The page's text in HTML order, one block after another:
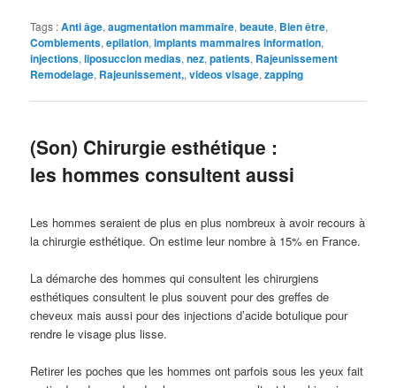
Tags :Anti âge,augmentation mammaire,beaute, Bien être,
Comblements,epilation,implants mammaires information,
injections,liposuccion medias,nez,patients, Rajeunissement
Remodelage, Rajeunissement,,videos visage,zapping
(Son) Chirurgie esthétique :
les hommes consultent aussi
Les hommes seraient de plus en plus nombreux à avoir recours à
la chirurgie esthétique. On estime leur nombre à 15% en France.
La démarche des hommes qui consultent les chirurgiens
esthétiques consultent le plus souvent pour des greffes de
cheveux mais aussi pour des injections d’acide botulique pour
rendre le visage plus lisse.
Retirer les poches que les hommes ont parfois sous les yeux fait